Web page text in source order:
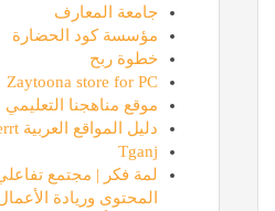
جامعة المعارف
مؤسسة كود الحضارة
خطوة ربح
Zaytoona store for PC
موقع مناهجنا التعليمي
دليل المواقع العربية eerrt
Tganj
لمة فكر | مجتمع
المحتوى وريادة